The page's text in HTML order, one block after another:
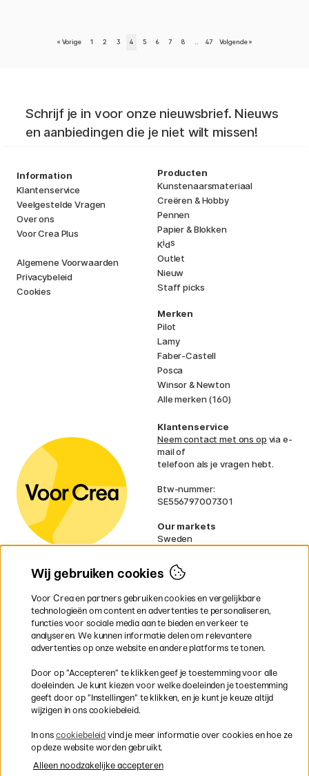
« Vorige 1 2 3 4 5 6 7 8 47 Volgende »
Schrijf je in voor onze nieuwsbrief. Nieuws
en aanbiedingen die je niet wilt missen!
Information
Klantenservice
Veelgestelde Vragen
Over ons
Voor Crea Plus
Algemene Voorwaarden
Privacybeleid
Cookies
Producten
Kunstenaarsmateriaal
Creëren & Hobby
Pennen
Papier & Blokken
Kids
Outlet
Nieuw
Staff picks
Merken
Pilot
Lamy
Faber-Castell
Posca
Winsor & Newton
Alle merken (160)
Klantenservice
Neem contact met ons op via e-
mail of
telefoon als je vragen hebt.
Btw-nummer:
SE556797007301
Our markets
Sweden
Denmark
Finland
Ireland
Germany
UK
EU
gelden voor volumineuze producten.
Snel en veilig met creditcard of iDEAL
Wij gebruiken cookies
Voor Crea en partners gebruiken cookies en vergelijkbare
technologieën om content en advertenties te personaliseren,
functies voor sociale media aan te bieden en verkeer te
analyseren. We kunnen informatie delen om relevantere
advertenties op onze website en andere platforms te tonen.
Door op ”Accepteren” te klikken geef je toestemming voor alle
doeleinden. Je kunt kiezen voor welke doeleinden je toestemming
geeft door op ”Instellingen” te klikken, en je kunt je keuze altijd
wijzigen in ons cookiebeleid.
In ons cookiebeleid vind je meer informatie over cookies en hoe ze
op deze website worden gebruikt.
Alleen noodzakelijke accepteren